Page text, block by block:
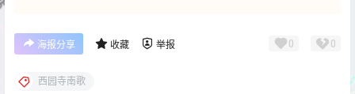
海报分享 收藏 举报 0 0
西园寺南歌